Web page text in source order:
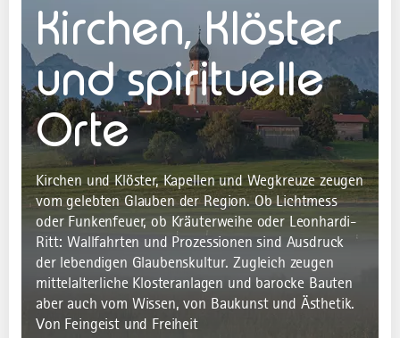
Kirchen, Klöster
und spirituelle
Orte
Kirchen und Klöster, Kapellen und Wegkreuze zeugen
vom gelebten Glauben der Region. Ob Lichtmess
oder Funkenfeuer, ob Kräuterweihe oder Leonhardi-
Ritt: Wallfahrten und Prozessionen sind Ausdruck
der lebendigen Glaubenskultur. Zugleich zeugen
mittelalterliche Klosteranlagen und barocke Bauten
aber auch vom Wissen, von Baukunst und Ästhetik.
Von Feingeist und Freiheit